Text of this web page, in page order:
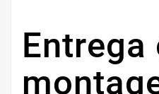
Entrega